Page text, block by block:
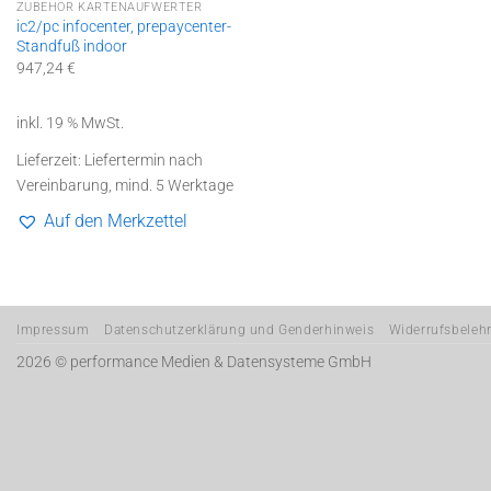
ZUBEHÖR KARTENAUFWERTER
ic2/pc infocenter, prepaycenter-
Standfuß indoor
947,24€
inkl. 19 % MwSt.
Lieferzeit: Liefertermin nach
Vereinbarung, mind. 5 Werktage
Auf den Merkzettel
Impressum Datenschutzerklärung und Genderhinweis
2026 © performance Medien & Datensysteme GmbH